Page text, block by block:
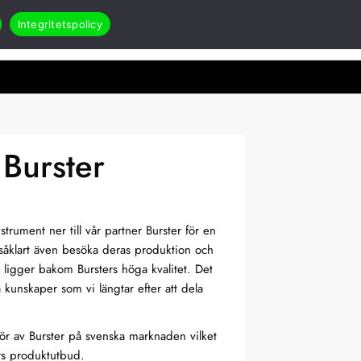
Öppna Applikationer & case
RMA
ner till vår partner Burster för en
även besöka deras produktion och
bakom Bursters höga kvalitet. Det
som vi längtar efter att dela
av Burster på svenska marknaden vilket
produktutbud.
Integritetspolicy